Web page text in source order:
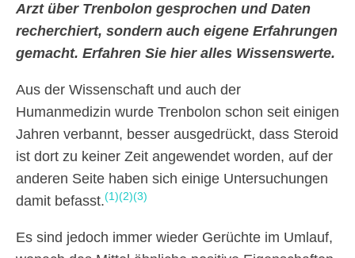
Arzt über Trenbolon gesprochen und Daten
recherchiert, sondern auch eigene Erfahrungen
gemacht. Erfahren Sie hier alles Wissenswerte.
Aus der Wissenschaft und auch der
Humanmedizin wurde Trenbolon schon seit einigen
Jahren verbannt, besser ausgedrückt, dass Steroid
ist dort zu keiner Zeit angewendet worden, auf der
anderen Seite haben sich einige Untersuchungen
damit befasst.(1)(2)(3)
Es sind jedoch immer wieder Gerüchte im Umlauf,